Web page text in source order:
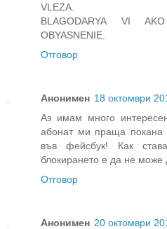
VLEZA.
BLAGODARYA VI
OBYASNENIE.
Отговор
Анонимен 18 октомври
Аз имам много
абонат ми праща покана
във фейсбук! Как
блокирането е да не може
Отговор
Анонимен 20 октомври